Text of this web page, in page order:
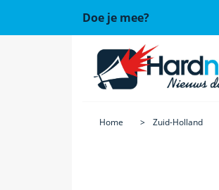
Doe je mee?
Home Zuid-Holland